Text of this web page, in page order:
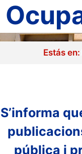
Estás en:
S’informa
pública i